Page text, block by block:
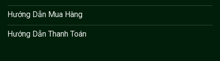
Hướng Dẫn Mua Hàng
Hướng Dẫn Thanh Toán